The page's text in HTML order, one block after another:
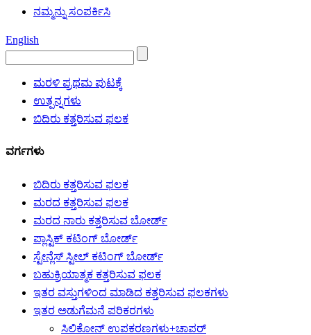
ನಮ್ಮನ್ನು ಸಂಪರ್ಕಿಸಿ
English
ಮರಳಿ ಪ್ರಥಮ ಪುಟಕ್ಕೆ
ಉತ್ಪನ್ನಗಳು
ಬಿದಿರು ಕತ್ತರಿಸುವ ಫಲಕ
ವರ್ಗಗಳು
ಬಿದಿರು ಕತ್ತರಿಸುವ ಫಲಕ
ಮರದ ಕತ್ತರಿಸುವ ಫಲಕ
ಮರದ ನಾರು ಕತ್ತರಿಸುವ ಬೋರ್ಡ್
ಪ್ಲಾಸ್ಟಿಕ್ ಕಟಿಂಗ್ ಬೋರ್ಡ್
ಸ್ಟೇನ್ಲೆಸ್ ಸ್ಟೀಲ್ ಕಟಿಂಗ್ ಬೋರ್ಡ್
ಬಹುಕ್ರಿಯಾತ್ಮಕ ಕತ್ತರಿಸುವ ಫಲಕ
ಇತರ ವಸ್ತುಗಳಿಂದ ಮಾಡಿದ ಕತ್ತರಿಸುವ ಫಲಕಗಳು
ಇತರ ಅಡುಗೆಮನೆ ಪರಿಕರಗಳು
ಸಿಲಿಕೋನ್ ಉಪಕರಣಗಳು+ಚಾಪರ್